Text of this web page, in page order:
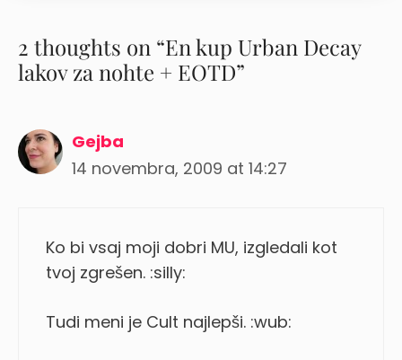
2 thoughts on “En kup Urban Decay
lakov za nohte + EOTD”
Gejba
14 novembra, 2009 at 14:27
Ko bi vsaj moji dobri MU, izgledali kot
tvoj zgrešen. :silly:
Tudi meni je Cult najlepši. :wub: